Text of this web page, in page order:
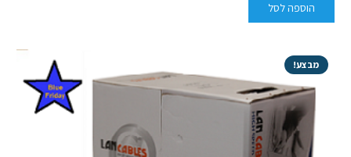
הוספה לסל
מבצע!